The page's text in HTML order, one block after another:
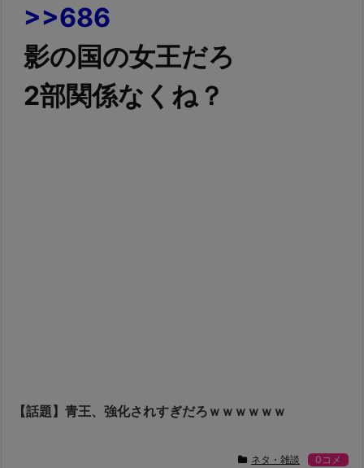
>>686
影の国の女王だろ
2部関係なくね？
【話題】青王、強化されすぎだろｗｗｗｗｗｗ
ネタ・雑談 0コメ